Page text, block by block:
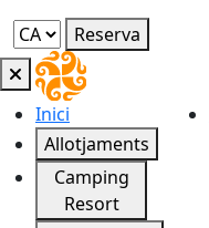
Reserva
Inici
Allotjaments
Camping
Resort